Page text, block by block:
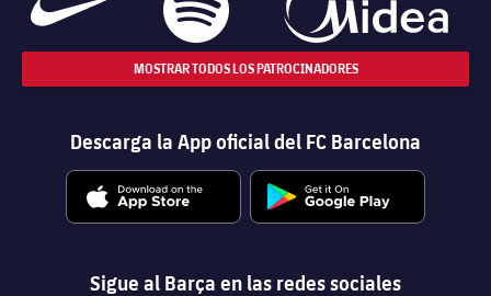
MOSTRAR TODOS LOS PATROCINADORES
Descarga la App oficial del FC Barcelona
Sigue al Barça en las redes sociales